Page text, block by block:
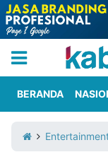
Iklan
Berita
Kami
BERANDA